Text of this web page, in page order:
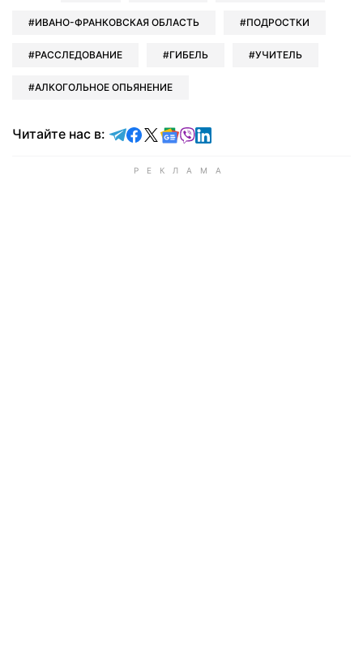
ИВАНО-ФРАНКОВСКАЯ ОБЛАСТЬ ПОДРОСТКИ
РАССЛЕДОВАНИЕ ГИБЕЛЬ УЧИТЕЛЬ
АЛКОГОЛЬНОЕ ОПЬЯНЕНИЕ
Читайте нас в: Читайте в Telegram
Читайте в Facebook
Читайте в X
Читайте в Google news
Читайте в Viber
Читайте в LinkedIn